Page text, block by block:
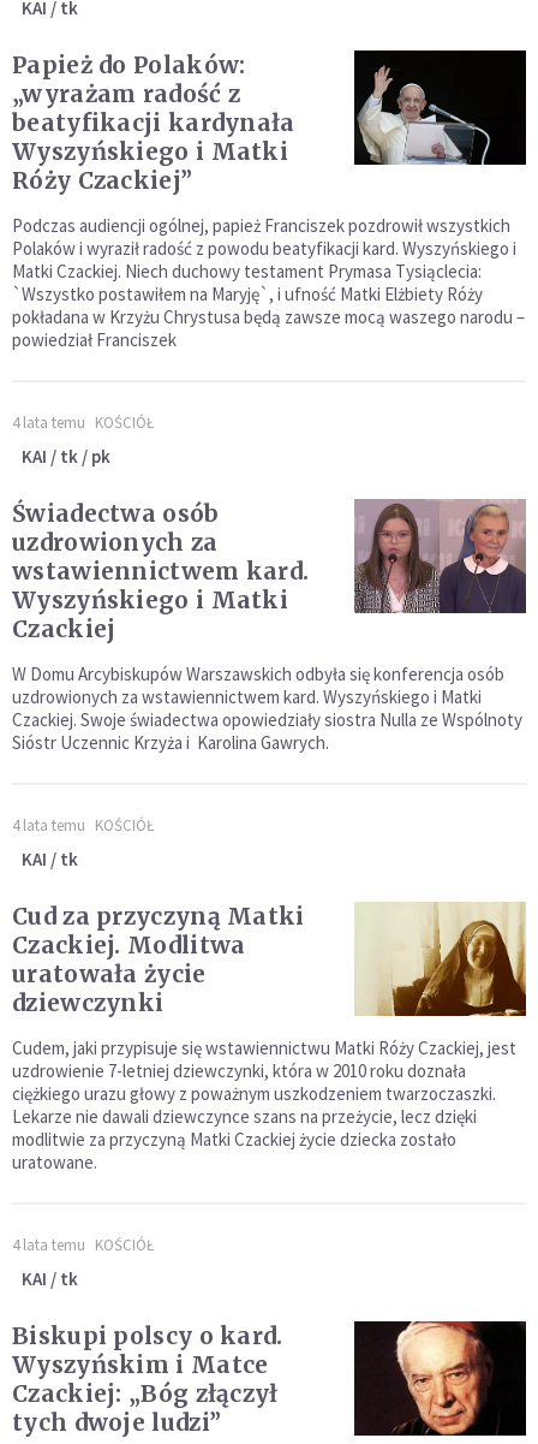
KAI / tk
Papież do Polaków:
„wyrażam radość z
beatyfikacji kardynała
Wyszyńskiego i Matki
Róży Czackiej”
Podczas audiencji ogólnej, papież Franciszek pozdrowił wszystkich
Polaków i wyraził radość z powodu beatyfikacji kard. Wyszyńskiego i
Matki Czackiej. Niech duchowy testament Prymasa Tysiąclecia:
`Wszystko postawiłem na Maryję`, i ufność Matki Elżbiety Róży
pokładana w Krzyżu Chrystusa będą zawsze mocą waszego narodu –
powiedział Franciszek
4 lata temu KOŚCIÓŁ
KAI / tk / pk
Świadectwa osób
uzdrowionych za
wstawiennictwem kard.
Wyszyńskiego i Matki
Czackiej
W Domu Arcybiskupów Warszawskich odbyła się konferencja osób
uzdrowionych za wstawiennictwem kard. Wyszyńskiego i Matki
Czackiej. Swoje świadectwa opowiedziały siostra Nulla ze Wspólnoty
Sióstr Uczennic Krzyża i Karolina Gawrych.
4 lata temu KOŚCIÓŁ
KAI / tk
Cud za przyczyną Matki
Czackiej. Modlitwa
uratowała życie
dziewczynki
Cudem, jaki przypisuje się wstawiennictwu Matki Róży Czackiej, jest
uzdrowienie 7-letniej dziewczynki, która w 2010 roku doznała
ciężkiego urazu głowy z poważnym uszkodzeniem twarzoczaszki.
Lekarze nie dawali dziewczynce szans na przeżycie, lecz dzięki
modlitwie za przyczyną Matki Czackiej życie dziecka zostało
uratowane.
4 lata temu KOŚCIÓŁ
KAI / tk
Biskupi polscy o kard.
Wyszyńskim i Matce
Czackiej: „Bóg złączył
tych dwoje ludzi”